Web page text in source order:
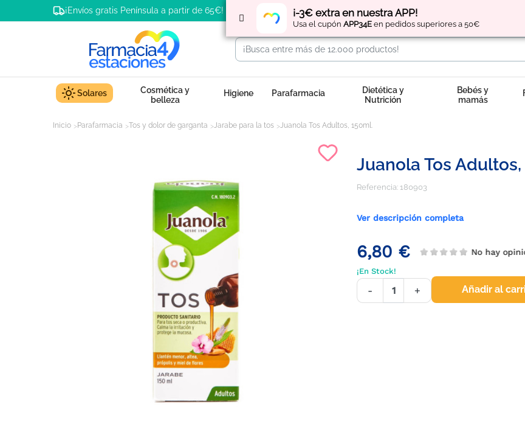
¡-3€ extra en nuestra APP!
Usa el cupón APP34E en pedidos superiores a 50€
¡Envíos gratis Península a partir de 65€! Regístratey obtén
Solares
Cosmética y
belleza
Higiene Parafarmacia
Dietética y
Nutrición
Bebés y
mamás
Inicio Parafarmacia Tos y dolor de garganta Jarabe para la tos Juanola Tos Adultos, 150ml.
Juanola Tos Adultos,
Referencia: 180903
Ver descripción completa
6,80 € No hay
¡En Stock!
- + Añadir al